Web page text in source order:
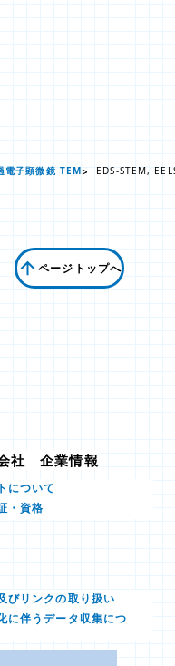
電子顕微鏡 TEM EDS-STEM,
ページトップへ
社 企業情報
について
・資格
びリンクの取り扱い
に伴うデータ収集につ